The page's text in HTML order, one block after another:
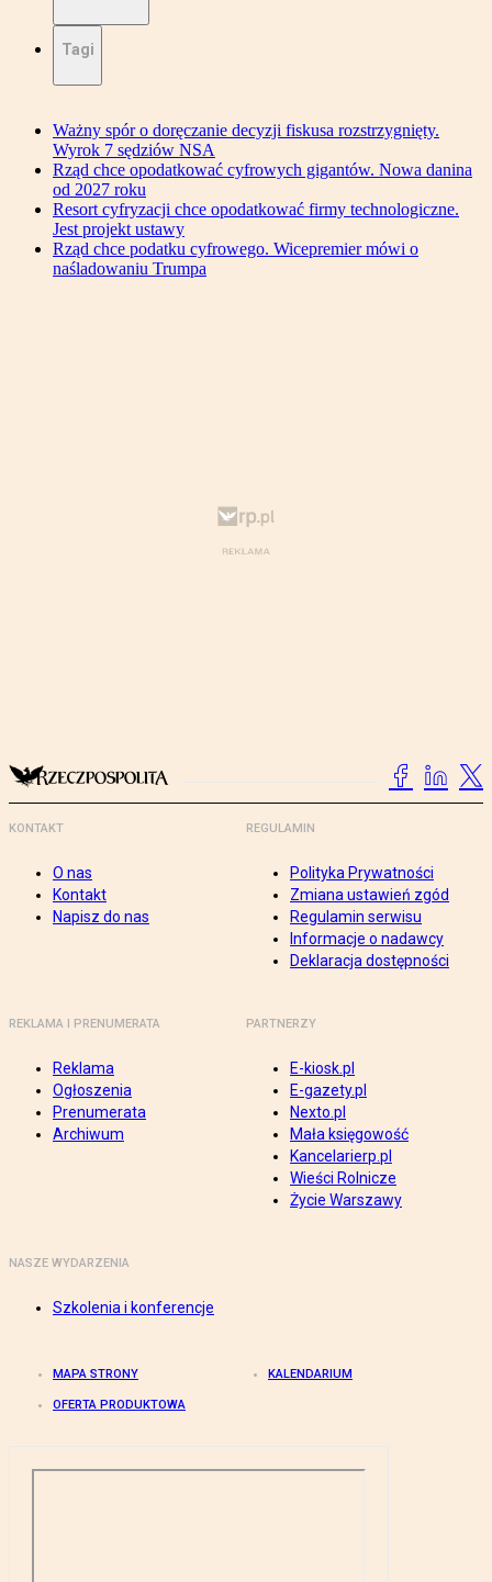
Tagi
Ważny spór o doręczanie decyzji fiskusa rozstrzygnięty.
Wyrok 7 sędziów NSA
Rząd chce opodatkować cyfrowych gigantów. Nowa danina
od 2027 roku
Resort cyfryzacji chce opodatkować firmy technologiczne.
Jest projekt ustawy
Rząd chce podatku cyfrowego. Wicepremier mówi o
naśladowaniu Trumpa
KONTAKT
O nas
Kontakt
Napisz do nas
REGULAMIN
Polityka Prywatności
Zmiana ustawień zgód
Regulamin serwisu
Informacje o nadawcy
Deklaracja dostępności
REKLAMA I PRENUMERATA
Reklama
Ogłoszenia
Prenumerata
Archiwum
PARTNERZY
E-kiosk.pl
E-gazety.pl
Nexto.pl
Mała księgowość
Kancelarierp.pl
Wieści Rolnicze
Życie Warszawy
NASZE WYDARZENIA
Szkolenia i konferencje
MAPA STRONY KALENDARIUM
OFERTA PRODUKTOWA